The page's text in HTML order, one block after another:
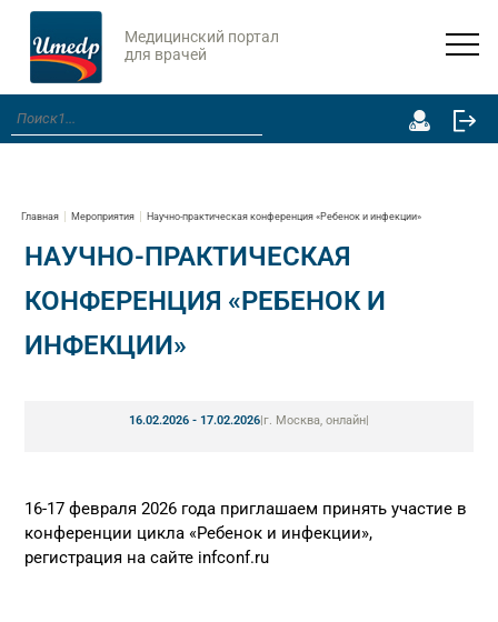
Медицинский портал
для врачей
Главная Мероприятия Научно-практическая конференция «Ребенок и инфекции»
НАУЧНО-ПРАКТИЧЕСКАЯ
КОНФЕРЕНЦИЯ «РЕБЕНОК И
ИНФЕКЦИИ»
16.02.2026 - 17.02.2026|г. Москва, онлайн|
16-17 февраля 2026 года приглашаем принять участие в
конференции цикла «Ребенок и инфекции»,
регистрация на сайте infconf.ru